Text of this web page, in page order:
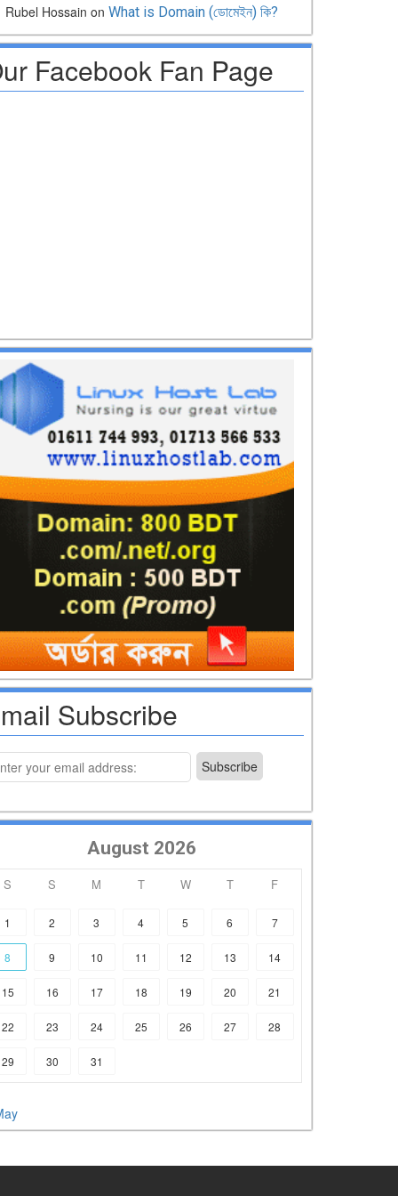
Rubel Hossain on What is Domain (ডোমেইন) কি?
Facebook Fan Page
Subscribe
August 2026
S S M T W T F
1 2 3 4 5 6 7
8 9 10 11 12 13 14
15 16 17 18 19 20 21
22 23 24 25 26 27 28
29 30 31